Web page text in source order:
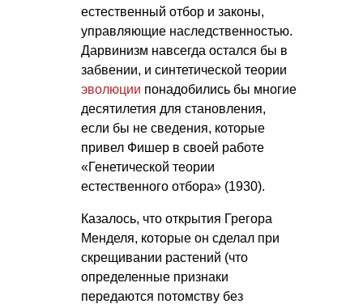
естественный отбор и законы,
управляющие наследственностью.
Дарвинизм навсегда остался бы в
забвении, и синтетической теории
эволюции понадобились бы многие
десятилетия для становления,
если бы не сведения, которые
привел Фишер в своей работе
«Генетической теории
естественного отбора» (1930).
Казалось, что открытия Грегора
Менделя, которые он сделал при
скрещивании растений (что
определенные признаки
передаются потомству без